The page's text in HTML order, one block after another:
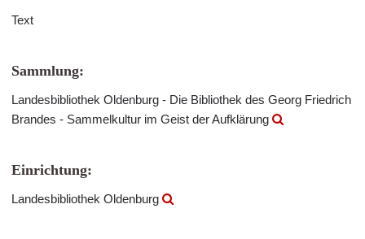
Text
Sammlung:
Landesbibliothek Oldenburg - Die Bibliothek des Georg Friedrich
Brandes - Sammelkultur im Geist der Aufklärung
Einrichtung:
Landesbibliothek Oldenburg